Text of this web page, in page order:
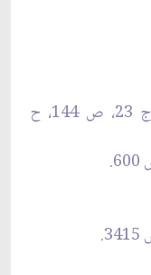
([5]) بحار الأنوار، العلّامة المجلسيّ، ج 23، ص 144، ح